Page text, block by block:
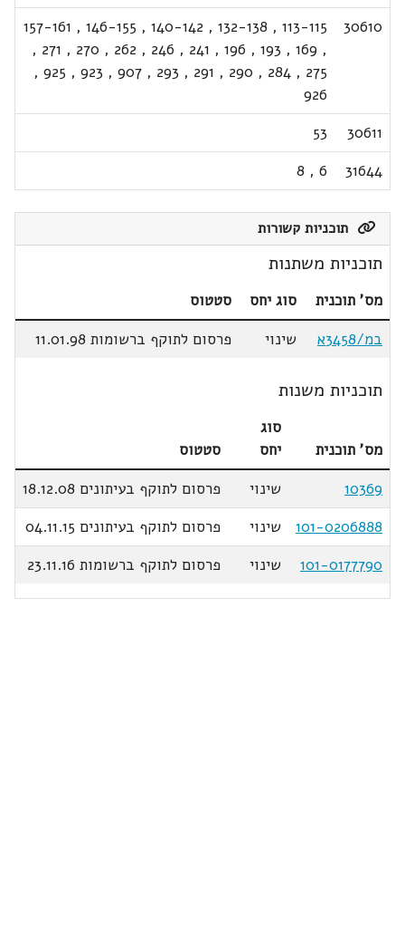
30610
113-115
,
132-138
,
140-142
,
146-155
,
157-161
,
169
,
193
,
196
,
241
,
246
,
262
,
270
,
271
,
275
,
284
,
290
,
291
,
293
,
907
,
923
,
925
,
926
30611
53
31644
6
,
8
תוכניות קשורות
תוכניות משתנות
מס' תוכנית סוג יחס
סטטוס
במ/3458א
שינוי פרסום לתוקף ברשומות 11.01.98
תוכניות משנות
מס' תוכנית
סוג
יחס
סטטוס
10369
שינוי
פרסום לתוקף בעיתונים 18.12.08
101-0206888
שינוי
פרסום לתוקף בעיתונים 04.11.15
101-0177790
שינוי פרסום לתוקף ברשומות 23.11.16